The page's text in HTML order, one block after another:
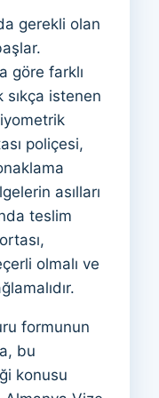
gerekli olan
göre farklı
istenen
poliçesi,
asılları
teslim
olmalı ve
formunun
bu
konusu